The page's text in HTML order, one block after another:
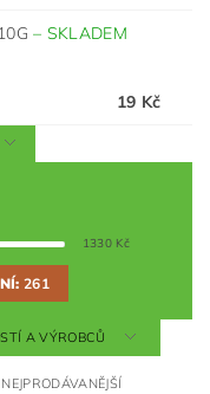
– SKLADEM
19 Kč
1330 Kč
261
A VÝROBCŮ
NEJPRODÁVANĚJŠÍ